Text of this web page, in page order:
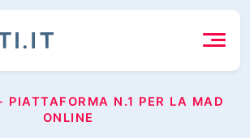
PIATTAFORMA N.1 PER LA MAD
ONLINE